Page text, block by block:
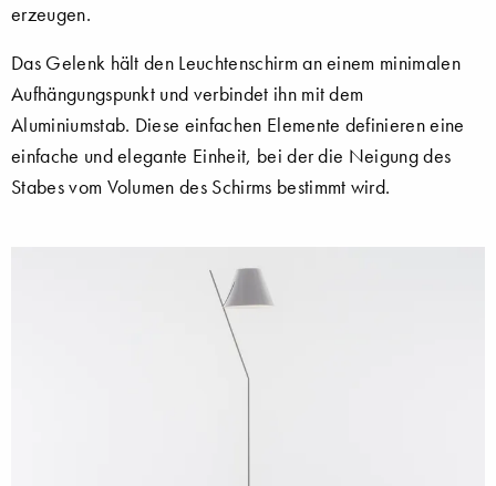
erzeugen.
Das Gelenk hält den Leuchtenschirm an einem minimalen
Aufhängungspunkt und verbindet ihn mit dem
Aluminiumstab. Diese einfachen Elemente definieren eine
einfache und elegante Einheit, bei der die Neigung des
Stabes vom Volumen des Schirms bestimmt wird.